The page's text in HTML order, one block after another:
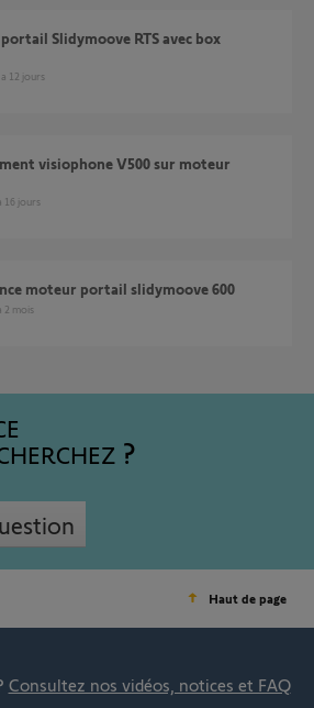
a 12 jours
a 16 jours
moteur portail slidymoove 600
2 mois
Haut de page
Consultez nos vidéos, notices et FAQ